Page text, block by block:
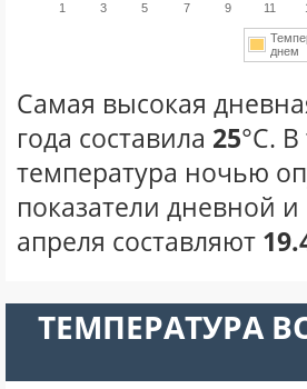
1 3 5 7 9 11
днем
Самая высокая
года составила 25°С.
температура ночью
показатели дневной
апреля составляют
ТЕМПЕРАТУРА